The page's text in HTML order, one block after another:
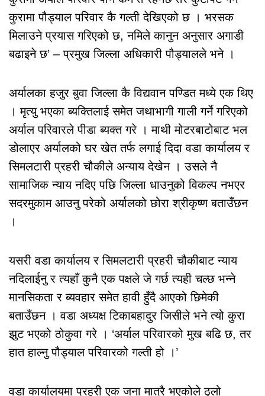
कुरामा पौड्याल परिवार कै गल्ती देखिएको छ । भरसक
मिलाउने प्रयास गरिएको छ, नमिले कानुन अनुसार अगाडी
बढाइने छ’ – प्रमुख जिल्ला अधिकारी पौड्यालले भने ।
अर्यालका हजुर बुवा जिल्ला कै विद्यवान पण्डित मध्ये एक थिए
। मृत्यु भएका ब्यक्तिलाई समेत जथाभागी गाली गर्ने गरिएको
अर्याल परिवारले पीडा ब्यक्त गरे । माथी मोटरबाटोबाट भल
डोलाएर अर्यालको घर खेत तर्फ लगाई दिदा वडा कार्यालय र
सिमलटारी प्रहरी चौकीले अन्याय देखेन । उसले नै
सामाजिक न्याय नदिए पछि जिल्ला धाउनुको विकल्प नभएर
सदरमुकाम आउनु परेको अर्यालको छोरा श्रीकृष्ण बताउँछन
।
यसरी वडा कार्यालय र सिमलटारी प्रहरी चौकीबाट न्याय
नदिलाईनु र त्यहाँ कुनै एक पक्षले जे गर्छ त्यही चल्छ भन्ने
मानसिकता र ब्यवहार समेत हावी हुँदै आएको छिमेकी
बताउँछन । वडा अध्यक्ष टिकाबहादुर जिसीले भने त्यो कुरा
झुट भएको ठोकुवा गरे । ‘अर्याल परिवारको मुख बढि छ, तर
हात हाल्नु पौड्याल परिवारको गल्ती हो ।’
वडा कार्यालयमा प्रहरी एक जना मात्रै भएकोले ठुलो